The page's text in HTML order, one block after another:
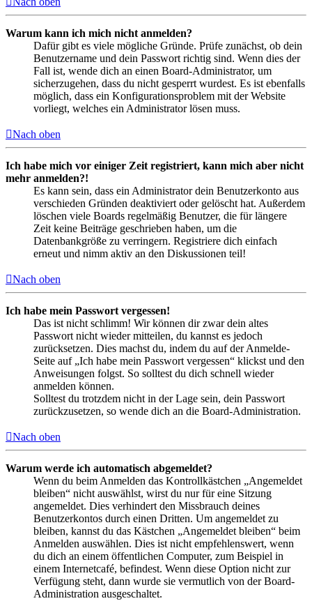
Warum kann ich mich nicht anmelden?
Dafür gibt es viele mögliche Gründe. Prüfe zunächst, ob dein
Benutzername und dein Passwort richtig sind. Wenn dies der
Fall ist, wende dich an einen Board-Administrator, um
sicherzugehen, dass du nicht gesperrt wurdest. Es ist ebenfalls
möglich, dass ein Konfigurationsproblem mit der Website
vorliegt, welches ein Administrator lösen muss.
Nach oben
Ich habe mich vor einiger Zeit registriert, kann mich aber nicht
mehr anmelden?!
Es kann sein, dass ein Administrator dein Benutzerkonto aus
verschieden Gründen deaktiviert oder gelöscht hat. Außerdem
löschen viele Boards regelmäßig Benutzer, die für längere
Zeit keine Beiträge geschrieben haben, um die
Datenbankgröße zu verringern. Registriere dich einfach
erneut und nimm aktiv an den Diskussionen teil!
Nach oben
Ich habe mein Passwort vergessen!
Das ist nicht schlimm! Wir können dir zwar dein altes
Passwort nicht wieder mitteilen, du kannst es jedoch
zurücksetzen. Dies machst du, indem du auf der Anmelde-
Seite auf „Ich habe mein Passwort vergessen“ klickst und den
Anweisungen folgst. So solltest du dich schnell wieder
anmelden können.
Solltest du trotzdem nicht in der Lage sein, dein Passwort
zurückzusetzen, so wende dich an die Board-Administration.
Nach oben
Warum werde ich automatisch abgemeldet?
Wenn du beim Anmelden das Kontrollkästchen „Angemeldet
bleiben“ nicht auswählst, wirst du nur für eine Sitzung
angemeldet. Dies verhindert den Missbrauch deines
Benutzerkontos durch einen Dritten. Um angemeldet zu
bleiben, kannst du das Kästchen „Angemeldet bleiben“ beim
Anmelden auswählen. Dies ist nicht empfehlenswert, wenn
du dich an einem öffentlichen Computer, zum Beispiel in
einem Internetcafé, befindest. Wenn diese Option nicht zur
Verfügung steht, dann wurde sie vermutlich von der Board-
Administration ausgeschaltet.